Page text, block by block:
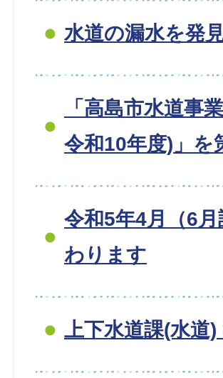
水道の漏水を発
「高島市水道事
令和10年度)」を
令和5年4月（6
わります
上下水道課(水道